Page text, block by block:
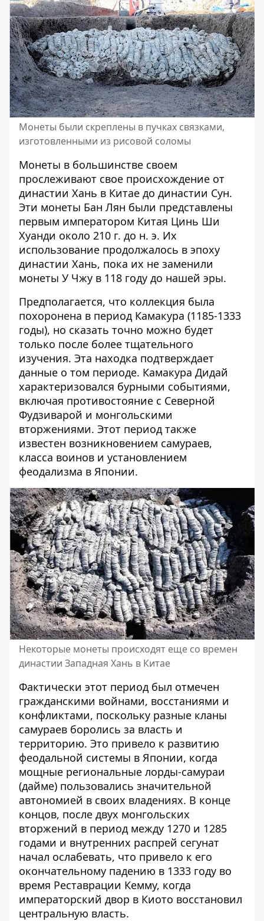
Монеты были скреплены в пучках связками,
изготовленными из рисовой соломы
Монеты в большинстве своем
прослеживают свое происхождение от
династии Хань в Китае до династии Сун.
Эти монеты Бан Лян были представлены
первым императором Китая Цинь Ши
Хуанди около 210 г. до н. э. Их
использование продолжалось в эпоху
династии Хань, пока их не заменили
монеты У Чжу в 118 году до нашей эры.
Предполагается, что коллекция была
похоронена в период Камакура (1185-1333
годы), но сказать точно можно будет
только после более тщательного
изучения. Эта находка подтверждает
данные о том периоде. Камакура Дидай
характеризовался бурными событиями,
включая противостояние с Северной
Фудзиварой и монгольскими
вторжениями. Этот период также
известен возникновением самураев,
класса воинов и установлением
феодализма в Японии.
Некоторые монеты происходят еще со времен
династии Западная Хань в Китае
Фактически этот период был отмечен
гражданскими войнами, восстаниями и
конфликтами, поскольку разные кланы
самураев боролись за власть и
территорию. Это привело к развитию
феодальной системы в Японии, когда
мощные региональные лорды-самураи
(дайме) пользовались значительной
автономией в своих владениях. В конце
концов, после двух монгольских
вторжений в период между 1270 и 1285
годами и внутренних распрей сегунат
начал ослабевать, что привело к его
окончательному падению в 1333 году во
время Реставрации Кемму, когда
императорский двор в Киото восстановил
центральную власть.